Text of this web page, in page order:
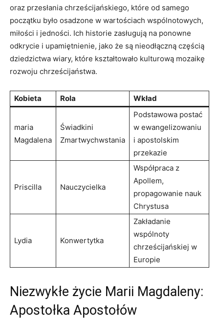
oraz przesłania chrześcijańskiego, które od samego
początku ‍było osadzone w wartościach wspólnotowych,‌
miłości i jedności. Ich historie zasługują na ponowne
odkrycie i upamiętnienie, jako że są nieodłączną‍ częścią
dziedzictwa wiary, które kształtowało kulturową mozaikę
rozwoju chrześcijaństwa.
Kobieta Rola Wkład
maria
Magdalena
Świadkini
Zmartwychwstania
Podstawowa postać
w ewangelizowaniu
i apostolskim
przekazie
Priscilla Nauczycielka
Współpraca‌ z
Apollem,
propagowanie ⁢nauk
Chrystusa
Lydia Konwertytka
Zakładanie
wspólnoty
chrześcijańskiej w
Europie
Niezwykłe życie Marii‍ Magdaleny:
Apostołka Apostołów